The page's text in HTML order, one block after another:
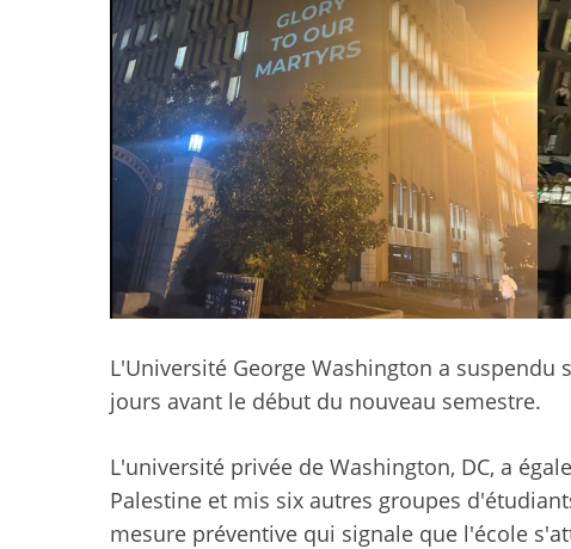
L'Université George Washington a suspendu
jours avant le début du nouveau semestre.
L'université privée de Washington, DC, a
Palestine et mis six autres groupes
mesure préventive qui signale que l'école